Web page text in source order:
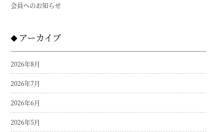
会員へのお知らせ
アーカイブ
2026年8月
2026年7月
2026年6月
2026年5月